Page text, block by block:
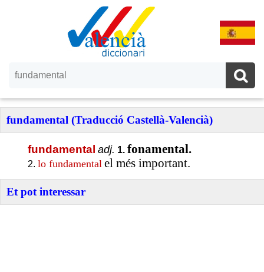
fundamental (Traducció Castellà-Valencià)
fundamental adj. 1. fonamental.
2. lo fundamental el més important.
Et pot interessar